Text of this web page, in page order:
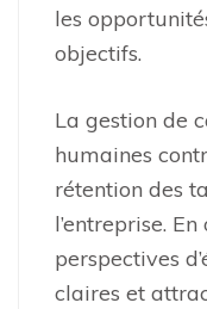
les
objectifs.
La gestion de
humaines
rétention des
l’entreprise.
perspectives
claires et